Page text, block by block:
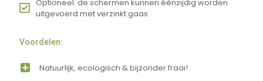
Optioneel: de schermen kunnen éénzijdig worden
uitgevoerd met verzinkt gaas
Voordelen:
Natuurlijk, ecologisch & bijzonder fraai!